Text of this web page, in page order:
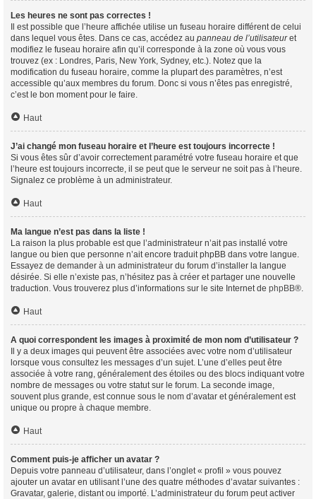
Les heures ne sont pas correctes !
Il est possible que l’heure affichée utilise un fuseau horaire différent de celui
dans lequel vous êtes. Dans ce cas, accédez au panneau de l’utilisateuret
modifiez le fuseau horaire afin qu’il corresponde à la zone où vous vous
trouvez (ex : Londres, Paris, New York, Sydney, etc.). Notez que la
modification du fuseau horaire, comme la plupart des paramètres, n’est
accessible qu’aux membres du forum. Donc si vous n’êtes pas enregistré,
c’est le bon moment pour le faire.
Haut
J’ai changé mon fuseau horaire et l’heure est toujours incorrecte !
Si vous êtes sûr d’avoir correctement paramétré votre fuseau horaire et que
l’heure est toujours incorrecte, il se peut que le serveur ne soit pas à l’heure.
Signalez ce problème à un administrateur.
Haut
Ma langue n’est pas dans la liste !
La raison la plus probable est que l’administrateur n’ait pas installé votre
langue ou bien que personne n’ait encore traduit phpBB dans votre langue.
Essayez de demander à un administrateur du forum d’installer la langue
désirée. Si elle n’existe pas, n’hésitez pas à créer et partager une nouvelle
traduction. Vous trouverez plus d’informations sur le site Internet de phpBB®.
Haut
A quoi correspondent les images à proximité de mon nom d’utilisateur ?
Il y a deux images qui peuvent être associées avec votre nom d’utilisateur
lorsque vous consultez les messages d’un sujet. L’une d’elles peut être
associée à votre rang, généralement des étoiles ou des blocs indiquant votre
nombre de messages ou votre statut sur le forum. La seconde image,
souvent plus grande, est connue sous le nom d’avatar et généralement est
unique ou propre à chaque membre.
Haut
Comment puis-je afficher un avatar ?
Depuis votre panneau d’utilisateur, dans l’onglet « profil » vous pouvez
ajouter un avatar en utilisant l’une des quatre méthodes d’avatar suivantes :
Gravatar, galerie, distant ou importé. L’administrateur du forum peut activer